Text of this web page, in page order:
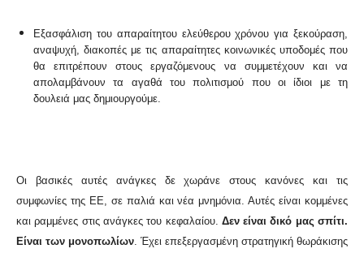
Εξασφάλιση του απαραίτητου ελεύθερου χρόνου για ξεκούραση,
αναψυχή, διακοπές με τις απαραίτητες κοινωνικές υποδομές που
θα επιτρέπουν στους εργαζόμενους να συμμετέχουν και να
απολαμβάνουν τα αγαθά του πολιτισμού που οι ίδιοι με τη
δουλειά μας δημιουργούμε.
Οι βασικές αυτές ανάγκες δε χωράνε στους κανόνες και τις
συμφωνίες της ΕΕ, σε παλιά και νέα μνημόνια. Αυτές είναι κομμένες
και ραμμένες στις ανάγκες του κεφαλαίου. Δεν είναι δικό μας σπίτι.
Είναι των μονοπωλίων. Έχει επεξεργασμένη στρατηγική θωράκισης